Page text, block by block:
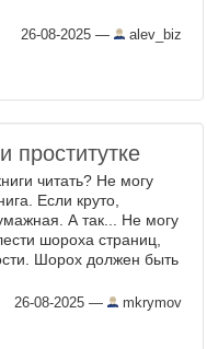
26-08-2025 — alev_biz
проститутке
читать? Не могу
Если круто,
А так... Не могу
шороха страниц,
Шорох должен быть
26-08-2025 — mkrymov